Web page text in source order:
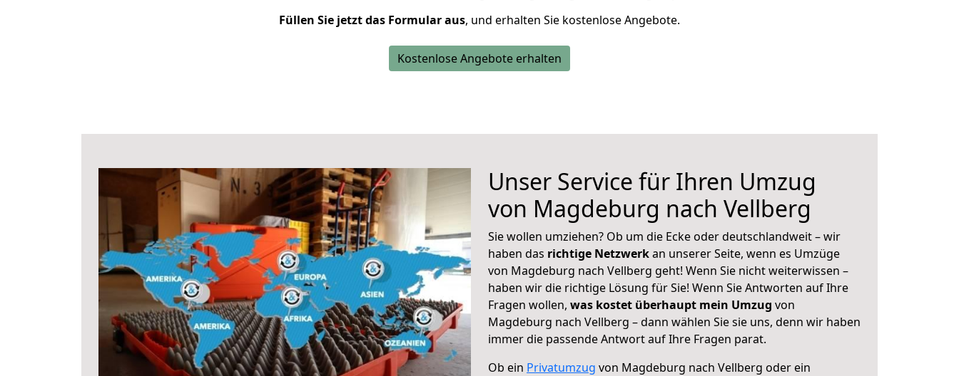
Füllen Sie jetzt das Formular aus, und erhalten Sie kostenlose Angebote.
Kostenlose Angebote erhalten
Unser Service für Ihren Umzug
von Magdeburg nach Vellberg
Sie wollen umziehen? Ob um die Ecke oder deutschlandweit – wir
haben das richtige Netzwerkan unserer Seite, wenn es Umzüge
von Magdeburg nach Vellberg geht! Wenn Sie nicht weiterwissen –
haben wir die richtige Lösung für Sie! Wenn Sie Antworten auf Ihre
Fragen wollen, was kostet überhaupt mein Umzug von
Magdeburg nach Vellberg – dann wählen Sie sie uns, denn wir haben
immer die passende Antwort auf Ihre Fragen parat.
Ob ein Privatumzug von Magdeburg nach Vellberg oder ein